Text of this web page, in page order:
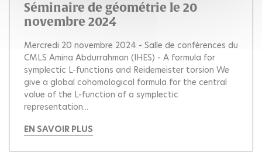
Séminaire de géométrie le 20
novembre 2024
Mercredi 20 novembre 2024 - Salle de conférences du
CMLS Amina Abdurrahman (IHES) - A formula for
symplectic L-functions and Reidemeister torsion We
give a global cohomological formula for the central
value of the L-function of a symplectic
representation...
EN SAVOIR PLUS